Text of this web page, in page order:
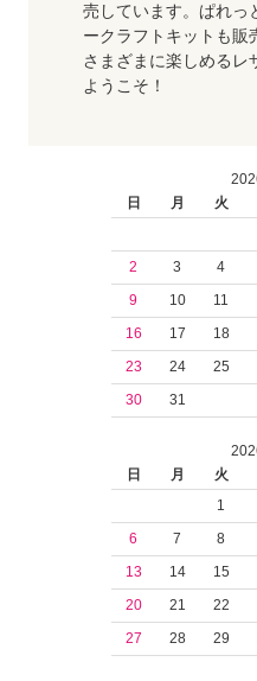
売しています。ぱれっ
ークラフトキットも販
さまざまに楽しめるレ
ようこそ！
日
月 火
2
3 4
9
10 11
16
17 18
23
24 25
30
31
日
月 火
1
6
7 8
13
14 15
20
21 22
27
28 29